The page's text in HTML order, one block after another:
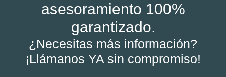
asesoramiento 100%
garantizado.
¿Necesitas más información?
¡Llámanos YA sin compromiso!